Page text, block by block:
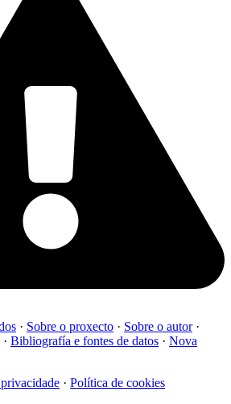
· Sobre o proxecto · Sobre o autor·
· Bibliografía e fontes de datos · Nova
· Política de cookies